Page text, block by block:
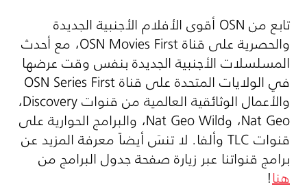
تابع منOSN أقوى الأفلام الأجنبية الجديدة
والحصرية على قناةOSN Movies First، مع أحدث
المسلسلات الأجنبية الجديدة بنفس وقت عرضها
في الولايات المتحدة على قناةOSN Series First
والأعمال الوثائقية العالمية من قنواتDiscovery،
Nat Geo، وNat Geo Wild، والبرامج الحوارية على
قنواتTLCوألفا. لا تنسَ أيضاً معرفة المزيد عن
برامج قنواتنا عبر زيارة صفحة جدول البرامج من
هنا!